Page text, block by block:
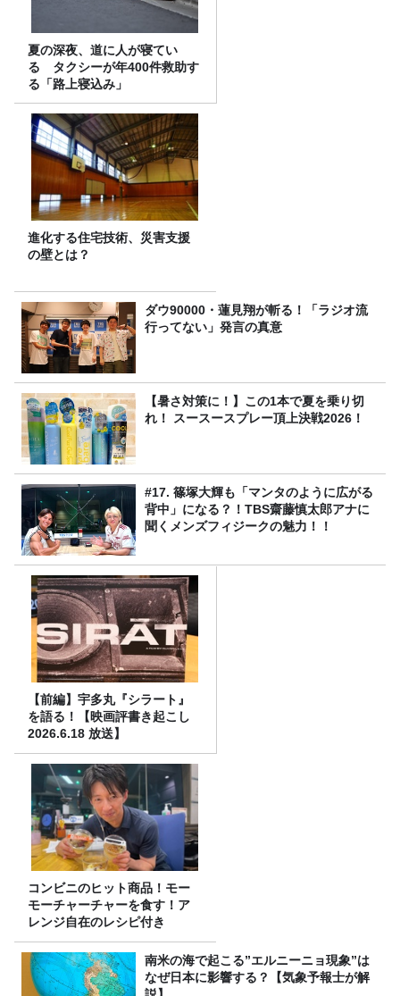
夏の深夜、道に人が寝てい
る タクシーが年400件救助す
る「路上寝込み」
進化する住宅技術、災害支援
の壁とは？
ダウ90000・蓮見翔が斬る！「ラジオ流
行ってない」発言の真意
【暑さ対策に！】この1本で夏を乗り切
れ！ スースースプレー頂上決戦2026！
#17. 篠塚大輝も「マンタのように広がる
背中」になる？！TBS齋藤慎太郎アナに
聞くメンズフィジークの魅力！！
【前編】宇多丸『シラート』
を語る！【映画評書き起こし
2026.6.18 放送】
コンビニのヒット商品！モー
モーチャーチャーを食す！ア
レンジ自在のレシピ付き
南米の海で起こる”エルニーニョ現象”は
なぜ日本に影響する？【気象予報士が解